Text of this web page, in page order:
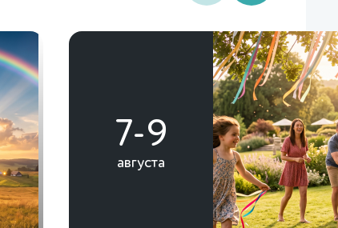
7-9
августа